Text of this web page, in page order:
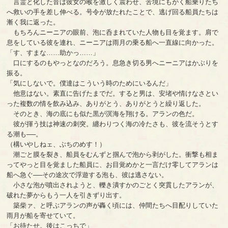
言霊と化した音は彼女の喉を激しく震わせ、苦境にもがく船乗りたち
へ救いの手を差し伸べる。号令が放たれたことで、逃げ回る船員たちは
漸く我に返った。
もちろんニーニアの眼前、泡に呑まれていた人物も目を覚ます。肩で
息をしている彼を連れ、ニーニアは雨月の乗る船へ一直線に向かった。
「す、すまな……助かっ……」
口にするのもやっとなのだろう。息急き切る男へニーニアはかぶりを
振る。
「気にしないで。僕達はこういう時のためにいるんだ」
他意はない。素直に告げたまでだ。すると男は、安堵や情けなさとい
った複数の情を飲み込み、ありがとう、ありがとうと繰り返した。
そのとき、海の底にも似た黒が溟海を翔ける。アランの色だ。
彼が揮う技は神速の刺突。纏わりつく海の冷たさも、彼を流そうとす
る潮も──。
（構いやしねェ、ぶちのめす！）
潮ごと膜を裂き、船員をむんずと掴んで泡から剥がした。衝撃も相ま
ってやっと目を覚ました船員に、お目覚めかと一言だけ零してアランは
船へ急ぐ──その途次で浮遊する泡も、彼は逃さない。
小さな泡が噴出されようと、轢き潰すかのごとく突貫したアランが、
破れた夢からもう一人を引きずり出す。
築柴ァ、と呼ぶアランの声が轟く頃には、仲間たちへ目配りしていた
雨月が船を寄せていて。
「お待たせ。後はこっちで」